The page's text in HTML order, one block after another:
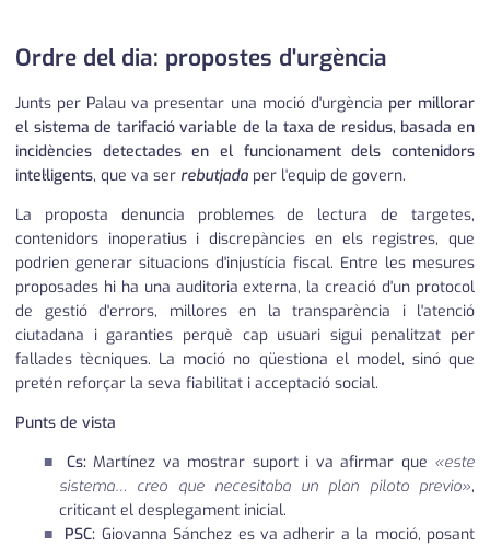
Ordre del dia: propostes d'urgència
Junts per Palau va presentar una moció d'urgència per millorar
el sistema de tarifació variable de la taxa de residus, basada en
incidències detectades en el funcionament dels contenidors
intel·ligents, que va ser rebutjada per l'equip de govern.
La proposta denuncia problemes de lectura de targetes,
contenidors inoperatius i discrepàncies en els registres, que
podrien generar situacions d'injustícia fiscal. Entre les mesures
proposades hi ha una auditoria externa, la creació d'un protocol
de gestió d'errors, millores en la transparència i l'atenció
ciutadana i garanties perquè cap usuari sigui penalitzat per
fallades tècniques. La moció no qüestiona el model, sinó que
pretén reforçar la seva fiabilitat i acceptació social.
Punts de vista
Cs:Martínez va mostrar suport i va afirmar que «este
sistema… creo que necesitaba un plan piloto previo»,
criticant el desplegament inicial.
PSC: Giovanna Sánchez es va adherir a la moció, posant